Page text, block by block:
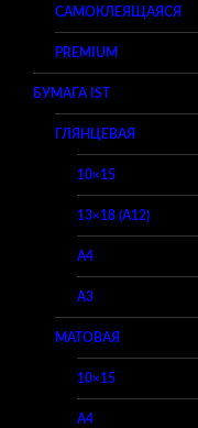
САМОКЛЕЯЩАЯСЯ
PREMIUM
БУМАГА IST
ГЛЯНЦЕВАЯ
10×15
13×18 (A12)
A4
A3
МАТОВАЯ
10×15
A4